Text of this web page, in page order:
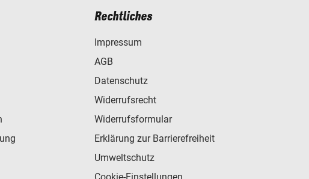
Rechtliches
Impressum
AGB
Datenschutz
Widerrufsrecht
Widerrufsformular
Erklärung zur Barrierefreiheit
Umweltschutz